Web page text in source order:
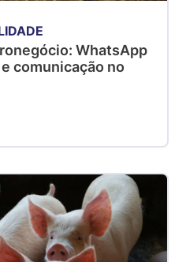
WhatsApp
comunicação no